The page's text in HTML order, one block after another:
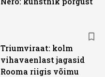
Triumviraat: kolm
vihavaenlast jagasid
Rooma riigis võimu